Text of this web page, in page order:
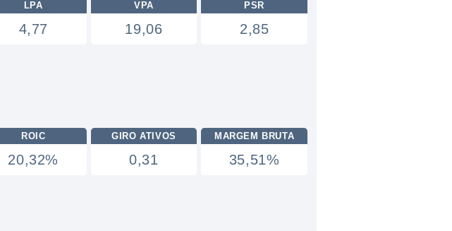
LPA
4,77
VPA
19,06
PSR
2,85
ROIC
20,32%
GIRO ATIVOS
0,31
MARGEM BRUTA
35,51%